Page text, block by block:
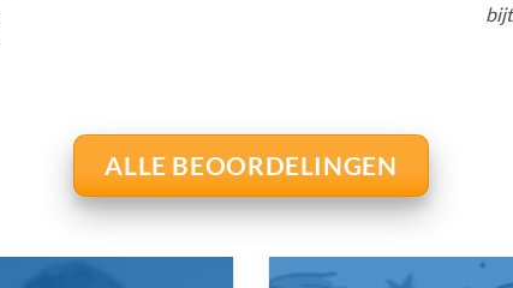
ALLE BEOORDELINGEN